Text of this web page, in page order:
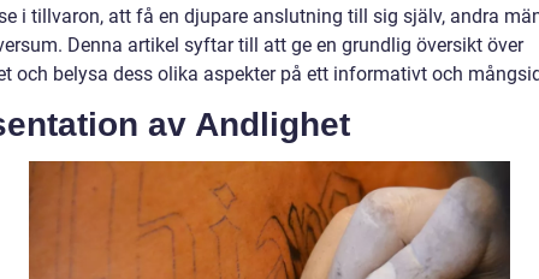
i tillvaron, att få en djupare anslutning till sig själv, andra
Denna artikel syftar till att ge en grundlig översikt över
och belysa dess olika aspekter på ett informativt och
av Andlighet